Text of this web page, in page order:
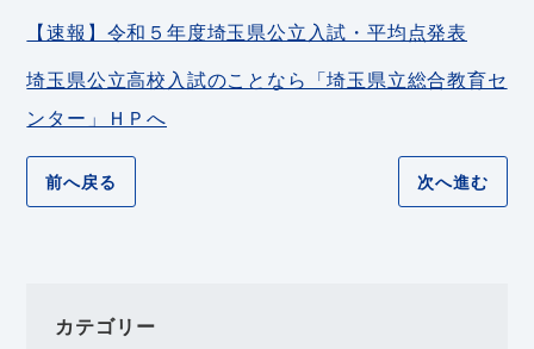
【速報】令和５年度埼玉県公立入試・平均点発表
埼玉県公立高校入試のことなら「埼玉県立総合教育セ
ンター」ＨＰへ
前へ戻る 次へ進む
カテゴリー